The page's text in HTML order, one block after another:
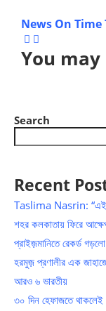
News On
You
Search
Recent
Taslima Nasrin: “এই
শহর কলকাতায় ফিরে
প্রাইজ়মানিতে রেকর্ড
হরমুজ় প্রণালীর এক
আরও ৬ ভারতীয়
৩০ দিন হেফাজতে থাকলেই